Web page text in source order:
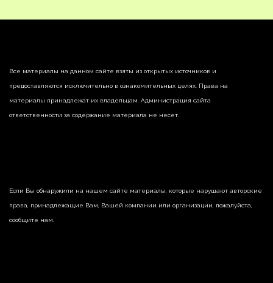
Все материалы на данном сайте взяты из открытых источников и
предоставляются исключительно в ознакомительных целях. Права на
материалы принадлежат их владельцам. Администрация сайта
ответственности за содержание материала не несет.
Если Вы обнаружили на нашем сайте материалы, которые нарушают авторские
права, принадлежащие Вам, Вашей компании или организации, пожалуйста,
сообщите нам.